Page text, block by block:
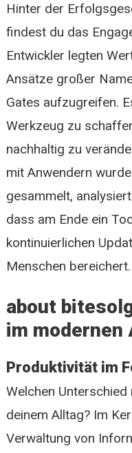
Hinter der
findest du das
Entwickler legten
Ansätze großer
Gates aufzugreifen.
Werkzeug zu
nachhaltig zu
mit Anwendern
gesammelt,
dass am Ende ein
kontinuierlichen
Menschen bereichert.
about
im modernen
Produktivität im
Welchen
deinem Alltag? Im
Verwaltung von